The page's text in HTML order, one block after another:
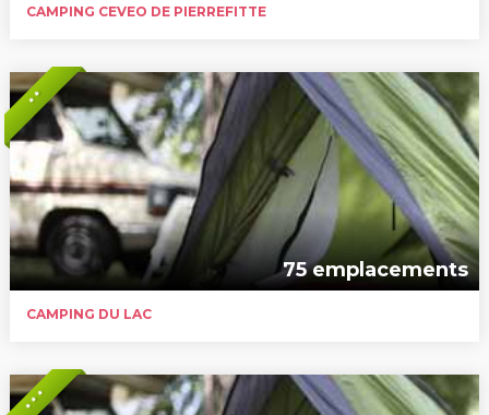
CAMPING CEVEO DE PIERREFITTE
* *
75 emplacements
CAMPING DU LAC
* * *